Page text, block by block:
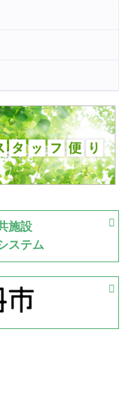
古池運動広場
部
施設
ステム